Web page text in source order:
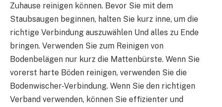
Zuhause reinigen können. Bevor Sie mit dem
Staubsaugen beginnen, halten Sie kurz inne, um die
richtige Verbindung auszuwählen Und alles zu Ende
bringen. Verwenden Sie zum Reinigen von
Bodenbelägen nur kurz die Mattenbürste. Wenn Sie
vorerst harte Böden reinigen, verwenden Sie die
Bodenwischer-Verbindung. Wenn Sie den richtigen
Verband verwenden, können Sie effizienter und